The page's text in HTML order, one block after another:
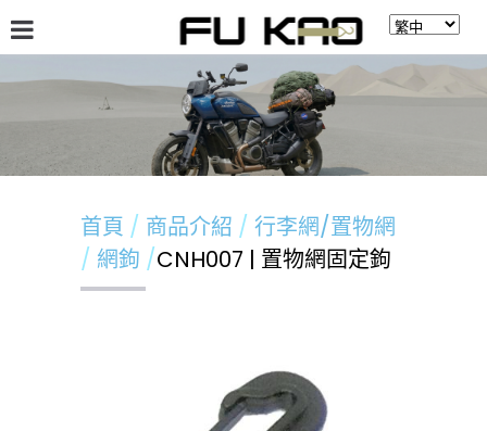
最新消息 留言板
首頁 商品介紹
行李網/置物網
網鉤
CNH007 | 置物網固定鉤